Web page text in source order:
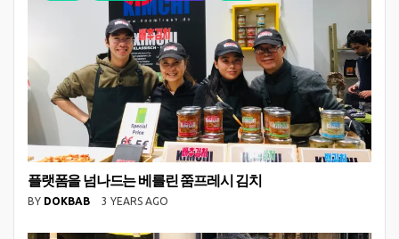
플랫폼을 넘나드는 베를린 쭘프레시 김치
BY DOKBAB 3 YEARS AGO